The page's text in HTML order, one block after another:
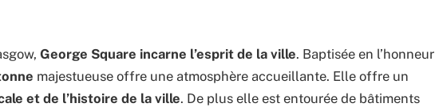
George Square incarne l’esprit de la ville. Baptisée en l’honneur
majestueuse offre une atmosphère accueillante. Elle offre un
et de l’histoire de la ville. De plus elle est entourée de bâtiments